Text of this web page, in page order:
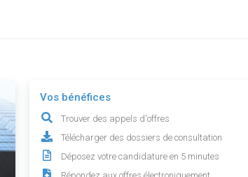
Vos bénéfices
Trouver des appels d'offres
Télécharger des dossiers de consultation
Déposez votre candidature en 5 minutes